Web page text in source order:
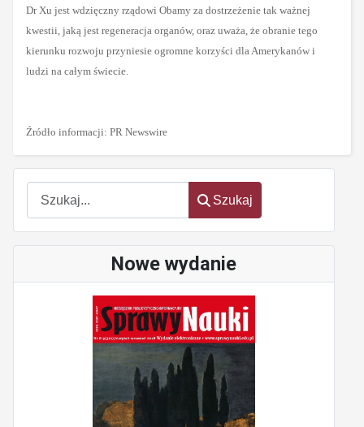
Szukaj
Szukaj
Nowe wydanie
Dr Xu jest wdzięczny rządowi Obamy za dostrzeżenie tak ważnej
kwestii, jaką jest regeneracja organów, oraz uważa, że obranie tego
kierunku rozwoju przyniesie ogromne korzyści dla Amerykanów i
ludzi na całym świecie.
Źródło informacji: PR Newswire